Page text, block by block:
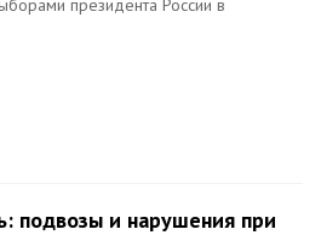
президента России в
подвозы и нарушения при